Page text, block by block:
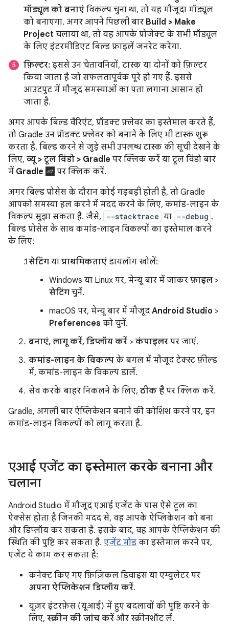
मॉड्यूल को बनाएं विकल्प चुना था, तो यह मौजूदा मॉड्यूल
को बनाएगा. अगर आपने पिछली बार Build > Make
Project चलाया था, तो यह आपके प्रोजेक्ट के सभी मॉड्यूल
के लिए इंटरमीडिएट बिल्ड फ़ाइलें जनरेट करेगा.
फ़िल्टर: इससे उन चेतावनियों, टास्क या दोनों को फ़िल्टर
किया जाता है जो सफलतापूर्वक पूरे हो गए हैं. इससे
आउटपुट में मौजूद समस्याओं का पता लगाना आसान हो
जाता है.
अगर आपके बिल्ड वैरिएंट, प्रॉडक्ट फ़्लेवर का इस्तेमाल करते हैं,
तो Gradle उन प्रॉडक्ट फ़्लेवर को बनाने के लिए भी टास्क शुरू
करता है. बिल्ड करने से जुड़े सभी उपलब्ध टास्क की सूची देखने के
लिए, व्यू > टूल विंडो > Gradle पर क्लिक करें या टूल विंडो बार
में Gradle
पर क्लिक करें.
अगर बिल्ड प्रोसेस के दौरान कोई गड़बड़ी होती है, तो Gradle
आपको समस्या हल करने में मदद करने के लिए, कमांड-लाइन के
विकल्प सुझा सकता है. जैसे,
--stacktrace या --debug .
बिल्ड प्रोसेस के साथ कमांड-लाइन विकल्पों का इस्तेमाल करने
के लिए:
सेटिंग या प्राथमिकताएं डायलॉग खोलें:
Windows या Linux पर, मेन्यू बार में जाकर फ़ाइल >
सेटिंग चुनें.
macOS पर, मेन्यू बार में मौजूद Android Studio >
Preferences को चुनें.
बनाएं, लागू करें, डिप्लॉय करें > कंपाइलर पर जाएं.
कमांड-लाइन के विकल्प के बगल में मौजूद टेक्स्ट फ़ील्ड
में, कमांड-लाइन के विकल्प डालें.
सेव करके बाहर निकलने के लिए, ठीक है पर क्लिक करें.
Gradle, अगली बार ऐप्लिकेशन बनाने की कोशिश करने पर, इन
कमांड-लाइन विकल्पों को लागू करता है.
एआई एजेंट का इस्तेमाल करके बनाना और
चलाना
Android Studio में मौजूद एआई एजेंट के पास ऐसे टूल का
ऐक्सेस होता है जिनकी मदद से, वह आपके ऐप्लिकेशन को बना
और डिप्लॉय कर सकता है. इसके बाद, वह आपके ऐप्लिकेशन की
स्थिति की पुष्टि कर सकता है. एजेंट मोड का इस्तेमाल करने पर,
एजेंट ये काम कर सकता है:
कनेक्ट किए गए फ़िज़िकल डिवाइस या एम्युलेटर पर
अपना ऐप्लिकेशन डिप्लॉय करें.
यूज़र इंटरफ़ेस (यूआई) में हुए बदलावों की पुष्टि करने के
लिए, स्क्रीन की जांच करें और स्क्रीनशॉट लें.